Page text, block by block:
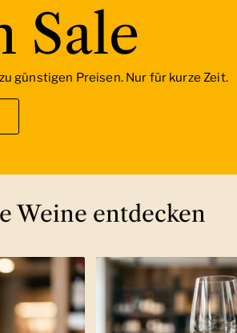
Sale
günstigen Preisen. Nur für kurze Zeit.
Weine entdecken